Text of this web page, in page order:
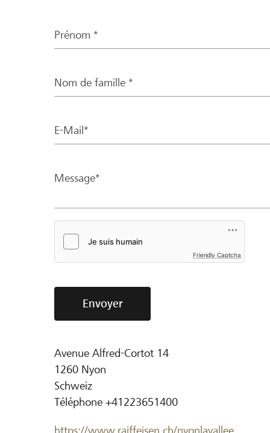
Prénom *
Nom de famille *
E-Mail*
Message*
Friendly Captcha
Envoyer
Avenue Alfred-Cortot 14
1260 Nyon
Schweiz
Téléphone +41223651400
https://www.raiffeisen.ch/nyonlavallee